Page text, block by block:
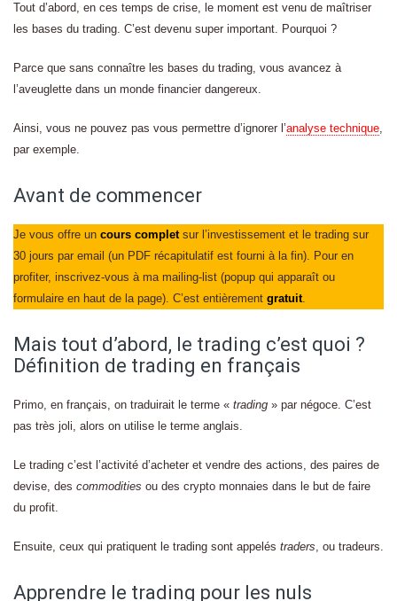
Tout d’abord, en ces temps de crise, le moment est venu de maîtriser
les bases du trading. C’est devenu super important. Pourquoi ?
Parce que sans connaître les bases du trading, vous avancez à
l’aveuglette dans un monde financier dangereux.
Ainsi, vous ne pouvez pas vous permettre d’ignorer l’analyse technique,
par exemple.
Avant de commencer
Je vous offre un cours completsur l’investissement et le trading sur
30 jours par email (un PDF récapitulatif est fourni à la fin). Pour en
profiter, inscrivez-vous à ma mailing-list (popup qui apparaît ou
formulaire en haut de la page). C’est entièrement gratuit.
Mais tout d’abord, le trading c’est quoi ?
Définition de trading en français
Primo, en français, on traduirait le terme « trading » par négoce. C’est
pas très joli, alors on utilise le terme anglais.
Le trading c’est l’activité d’acheter et vendre des actions, des paires de
devise, des commodities ou des crypto monnaies dans le but de faire
du profit.
Ensuite, ceux qui pratiquent le trading sont appelés traders, ou tradeurs.
Apprendre le trading pour les nuls